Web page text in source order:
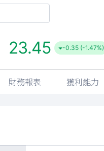
23.45 -0.35 (-1.47%)
財務報表 獲利能力